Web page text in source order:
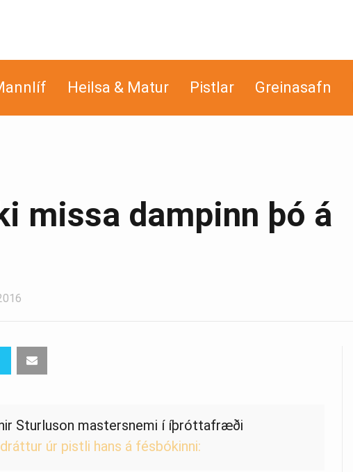
Heilsa & Matur Pistlar Greinasafn
missa dampinn þó á
Sturluson mastersnemi í íþróttafræði
úr pistli hans á fésbókinni: